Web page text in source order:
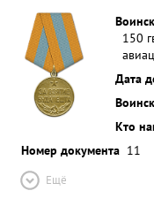
150
Дата
Кто
Номер документа 11
Ещё